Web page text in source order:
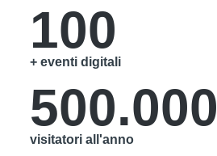
100
+ eventi digitali
500.000
visitatori all'anno